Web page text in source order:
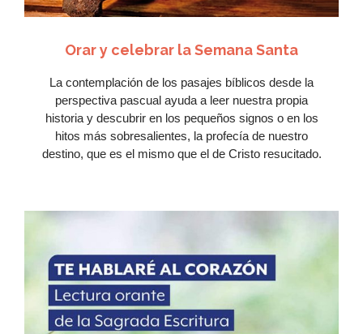
Orar y celebrar la Semana Santa
La contemplación de los pasajes bíblicos desde la
perspectiva pascual ayuda a leer nuestra propia
historia y descubrir en los pequeños signos o en los
hitos más sobresalientes, la profecía de nuestro
destino, que es el mismo que el de Cristo resucitado.